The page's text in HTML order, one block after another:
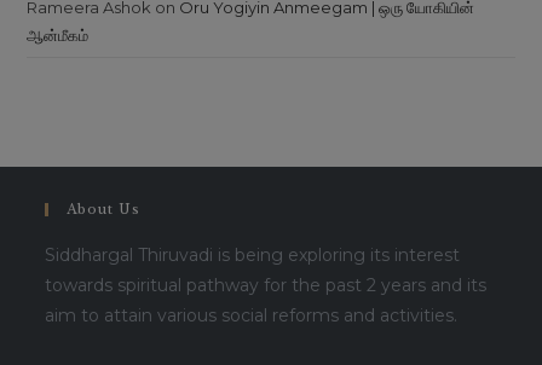
Rameera Ashok on Oru Yogiyin Anmeegam | ஒரு யோகியின்
ஆன்மீகம்
About Us
Siddhargal Thiruvadi is being exploring its interest
towards spiritual pathway for the past 2 years and its
aim to attain various social reforms and activities.